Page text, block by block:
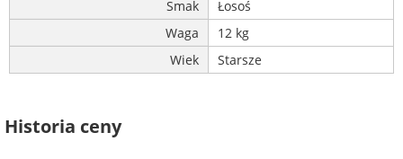
Smak
Łosoś
Waga
12 kg
Wiek
Starsze
Historia ceny